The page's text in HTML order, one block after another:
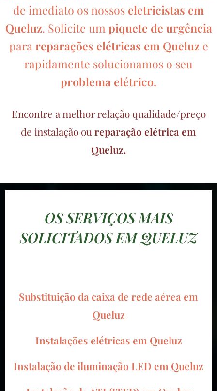
de imediato os nossos eletricistas em
Queluz. Solicite um piquete de urgência
para reparações elétricas em Queluz e
rapidamente solucionamos o seu
problema elétrico.
Encontre a melhor relação qualidade/preço
de instalação ou reparação elétrica em
Queluz.
OS SERVIÇOS MAIS
SOLICITADOS EM QUELUZ
Substituição da caixa de rede aérea em
Queluz
Instalações elétricas em Queluz
Instalação de iluminação LED em Queluz